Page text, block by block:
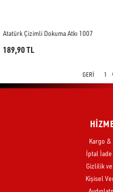
Atatürk Çizimli Dokuma Atkı 1007
189,90 TL
1
Kargo &
İptal
Gizlilik
Kişisel